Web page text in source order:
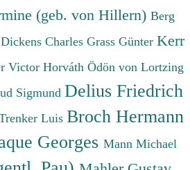
(geb. von Hillern) Berg
Dickens Charles Grass Günter Kerr
Victor Horváth Ödön von Lortzing
Sigmund Delius Friedrich
Luis Broch Hermann
Georges Mann Michael